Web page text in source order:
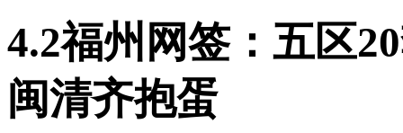
4.2福州网签：五区
闽清齐抱蛋